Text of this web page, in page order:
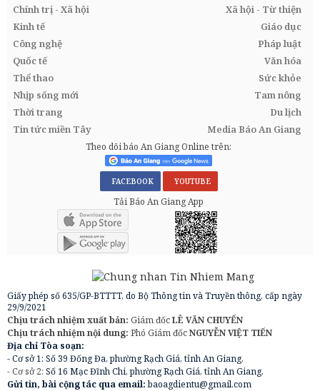
Chính trị - Xã hội
Xã hội - Từ thiện
Kinh tế
Giáo dục
Công nghệ
Pháp luật
Quốc tế
Văn hóa
Thể thao
Sức khỏe
Nhịp sống mới
Tam nông
Thời trang
Du lịch
Tin tức miền Tây
Media Báo An Giang
Theo dõi báo An Giang Online trên:
FACEBOOK YOUTUBE
Tải Báo An Giang App
Giấy phép số 635/GP-BTTTT, do Bộ Thông tin và Truyền thông, cấp ngày
29/9/2021
Chịu trách nhiệm xuất bản: Giám đốcLÊ VĂN CHUYỂN
Chịu trách nhiệm nội dung: Phó Giám đốcNGUYỄN VIỆT TIẾN
Địa chỉ Tòa soạn:
- Cơ sở 1: Số 39 Đống Đa, phường Rạch Giá, tỉnh An Giang.
- Cơ sở 2: Số 16 Mạc Đĩnh Chi, phường Rạch Giá, tỉnh An Giang.
Gửi tin, bài cộng tác qua email:baoagdientu@gmail.com